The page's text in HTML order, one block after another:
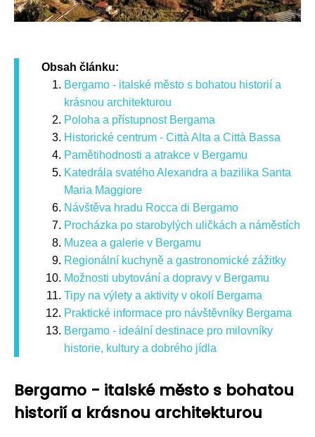
Obsah článku:
Bergamo - italské město s bohatou historií a
krásnou architekturou
Poloha a přístupnost Bergama
Historické centrum - Città Alta a Città Bassa
Pamětihodnosti a atrakce v Bergamu
Katedrála svatého Alexandra a bazilika Santa
Maria Maggiore
Návštěva hradu Rocca di Bergamo
Procházka po starobylých uličkách a náměstích
Muzea a galerie v Bergamu
Regionální kuchyně a gastronomické zážitky
Možnosti ubytování a dopravy v Bergamu
Tipy na výlety a aktivity v okolí Bergama
Praktické informace pro návštěvníky Bergama
Bergamo - ideální destinace pro milovníky
historie, kultury a dobrého jídla
Bergamo - italské město s bohatou
historií a krásnou architekturou